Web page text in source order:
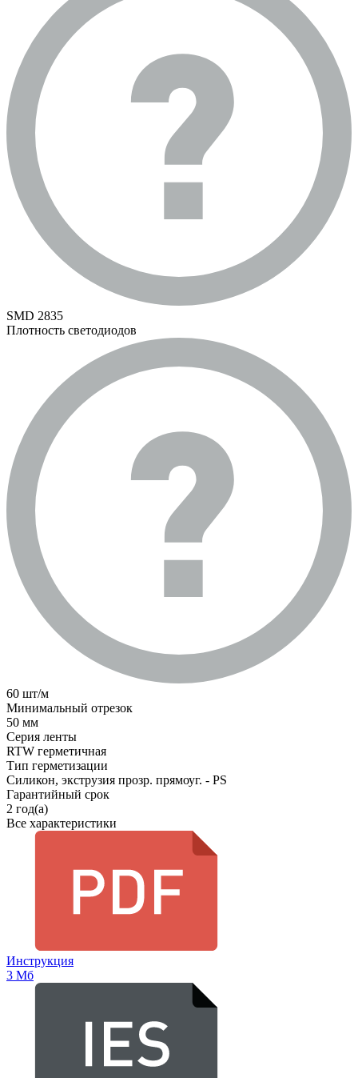
SMD 2835
Плотность светодиодов
60 шт/м
Минимальный отрезок
50 мм
Серия ленты
RTW герметичная
Тип герметизации
Силикон, экструзия прозр. прямоуг. - PS
Гарантийный срок
2 год(а)
Все характеристики
Инструкция
3 Мб